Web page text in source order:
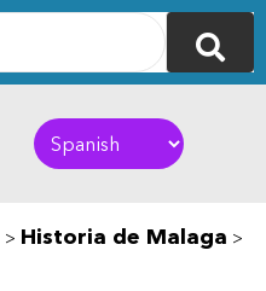
> Historia de Malaga >